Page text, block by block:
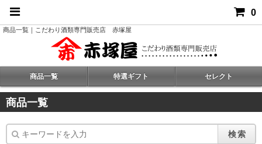
0
商品一覧｜こだわり酒類専門販売店 赤塚屋
商品一覧 特選ギフト セレクト
商品一覧
検索